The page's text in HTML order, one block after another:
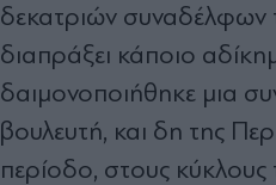
δεκατριών συναδέλφων
διαπράξει κάποιο
δαιµονοποιήθηκε µια
βουλευτή, και δη της
περίοδο, στους